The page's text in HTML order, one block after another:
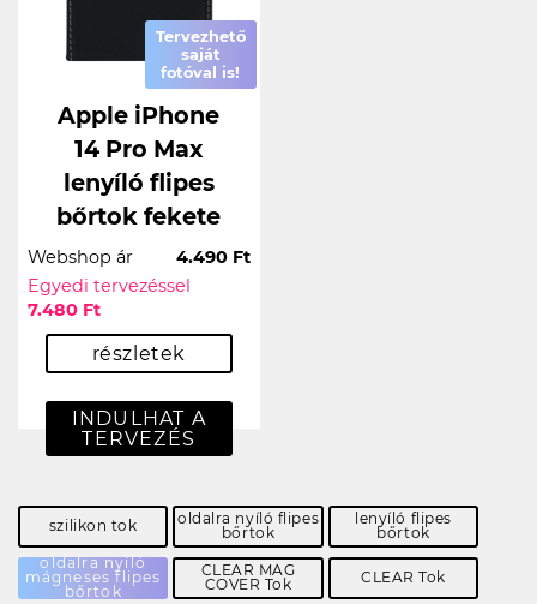
Tervezhető
saját
fotóval is!
Apple iPhone
14 Pro Max
lenyíló flipes
bőrtok fekete
Webshop ár
4.490 Ft
Egyedi tervezéssel
7.480 Ft
részletek
INDULHAT A
TERVEZÉS
szilikon tok
oldalra nyíló flipes
bőrtok
lenyíló flipes
bőrtok
oldalra nyíló
mágneses flipes
bőrtok
CLEAR MAG
COVER Tok
CLEAR Tok